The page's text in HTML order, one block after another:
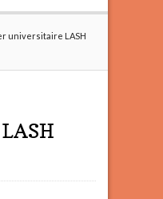
universitaire LASH